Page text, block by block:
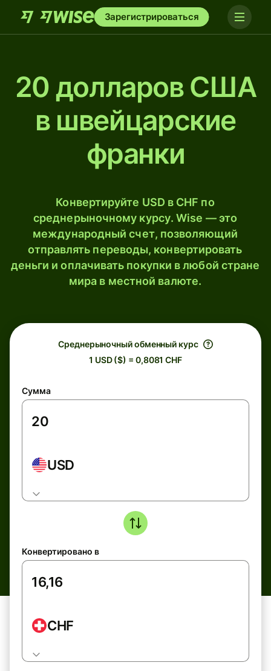
Зарегистрироваться
20 долларов США
в швейцарские
франки
Конвертируйте USD в CHF по
среднерыночному курсу. Wise — это
международный счет, позволяющий
отправлять переводы, конвертировать
деньги и оплачивать покупки в любой стране
мира в местной валюте.
Среднерыночный обменный курс
1 USD ($) = 0,8081 CHF
Сумма
USD
Конвертировано в
CHF